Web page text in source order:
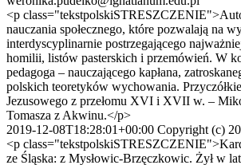
<p
nauczania społecznego, które pozwalają na
interdyscyplinarnie postrzegającego
homilii, listów pasterskich i przemówień. W
pedagoga – nauczającego kapłana,
polskich ­teoretyków wychowania.
Jezusowego z przełomu XVI i XVII w. –
Tomasza z Akwinu.</p>
2019-12-08T18:28:01+00:00 Copyright (c)
<p
ze Śląska: z Mysłowic-Brzęczkowic. Żył w